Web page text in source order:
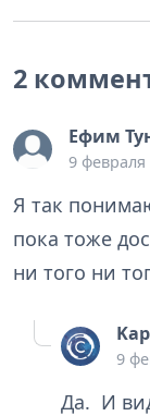
2
Ефим
9 февраля
Я так
пока тоже
ни того ни
9
Да. И